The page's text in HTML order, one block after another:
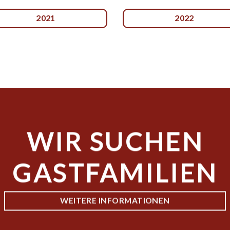
2021 2022
WIR SUCHEN
GASTFAMILIEN
WEITERE INFORMATIONEN